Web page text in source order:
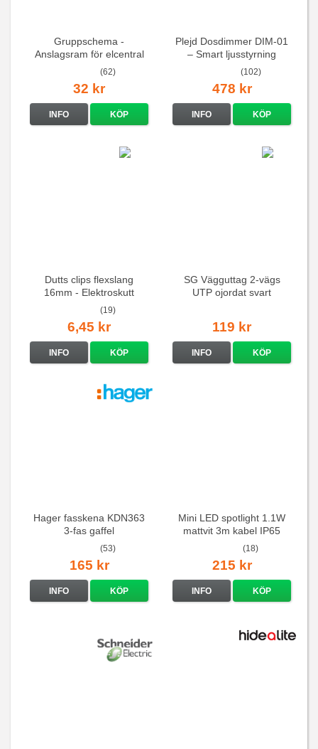
Gruppschema -
Anslagsram för elcentral
(62)
32 kr
INFO KÖP
Plejd Dosdimmer DIM-01
– Smart ljusstyrning
(102)
478 kr
INFO KÖP
Dutts clips flexslang
16mm - Elektroskutt
(19)
6,45 kr
INFO KÖP
SG Vägguttag 2-vägs
UTP ojordat svart
119 kr
INFO KÖP
Hager fasskena KDN363
3-fas gaffel
(53)
165 kr
INFO KÖP
Mini LED spotlight 1.1W
mattvit 3m kabel IP65
(18)
215 kr
INFO KÖP